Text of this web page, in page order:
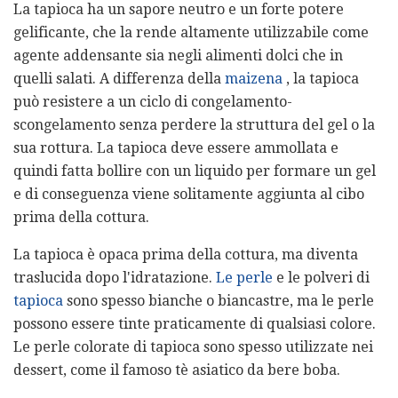
La tapioca ha un sapore neutro e un forte potere
gelificante, che la rende altamente utilizzabile come
agente addensante sia negli alimenti dolci che in
quelli salati. A differenza della maizena , la tapioca
può resistere a un ciclo di congelamento-
scongelamento senza perdere la struttura del gel o la
sua rottura. La tapioca deve essere ammollata e
quindi fatta bollire con un liquido per formare un gel
e di conseguenza viene solitamente aggiunta al cibo
prima della cottura.
La tapioca è opaca prima della cottura, ma diventa
traslucida dopo l'idratazione. Le perle e le polveri di
tapioca sono spesso bianche o biancastre, ma le perle
possono essere tinte praticamente di qualsiasi colore.
Le perle colorate di tapioca sono spesso utilizzate nei
dessert, come il famoso tè asiatico da bere boba.